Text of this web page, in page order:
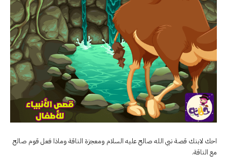
احك لابنك قصة نبي الله صالح عليه السلام ومعجزة الناقة وماذا فعل قوم صالح
مع الناقة.